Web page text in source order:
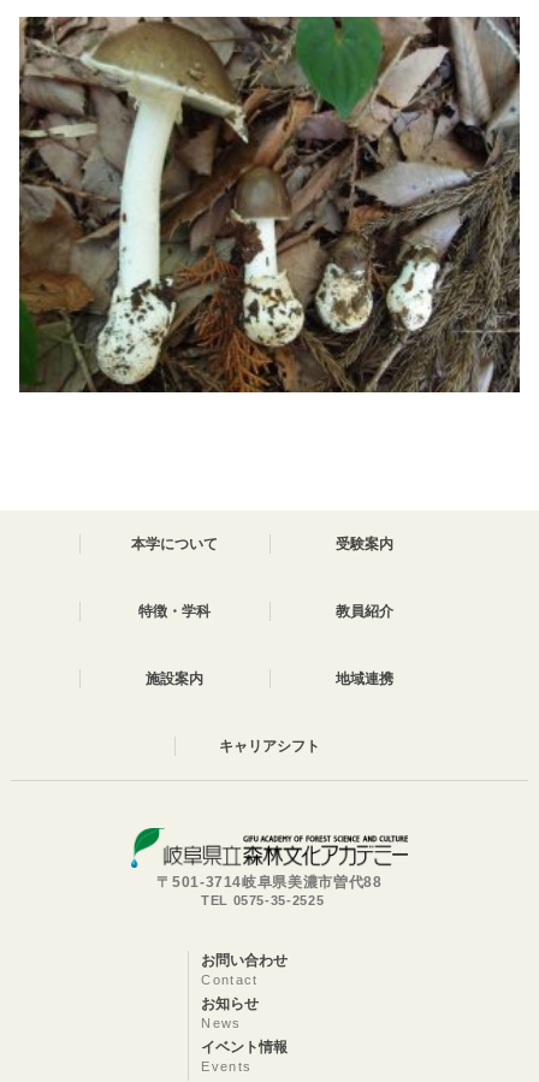
本学について 受験案内
特徴・学科 教員紹介
施設案内 地域連携
キャリアシフト
〒501-3714岐阜県美濃市曽代88
TEL 0575-35-2525
お問い合わせ
Contact
お知らせ
News
イベント情報
Events